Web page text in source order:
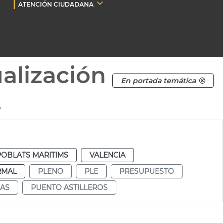
ATENCIÓN CIUDADANA
En portada temática
MARITIMS
VALENCIA
PLENO PLE
PRESUPUESTO
PUENTO ASTILLEROS